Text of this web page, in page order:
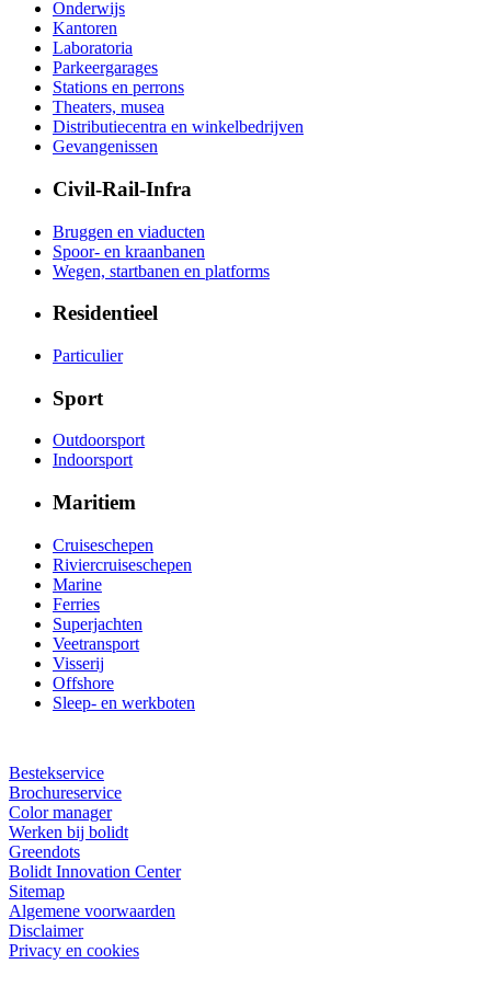
Onderwijs
Kantoren
Laboratoria
Parkeergarages
Stations en perrons
Theaters, musea
Distributiecentra en winkelbedrijven
Gevangenissen
Civil-Rail-Infra
Bruggen en viaducten
Spoor- en kraanbanen
Wegen, startbanen en platforms
Residentieel
Particulier
Sport
Outdoorsport
Indoorsport
Maritiem
Cruiseschepen
Riviercruiseschepen
Marine
Ferries
Superjachten
Veetransport
Visserij
Offshore
Sleep- en werkboten
Bestekservice
Brochureservice
Color manager
Werken bij bolidt
Greendots
Bolidt Innovation Center
Sitemap
Algemene voorwaarden
Disclaimer
Privacy en cookies